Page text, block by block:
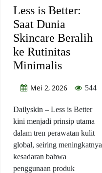
Less is Better:
Saat Dunia
Skincare Beralih
ke Rutinitas
Minimalis
Mei 2, 2026 544
Dailyskin – Less is Better
kini menjadi prinsip utama
dalam tren perawatan kulit
global, seiring meningkatnya
kesadaran bahwa
penggunaan produk